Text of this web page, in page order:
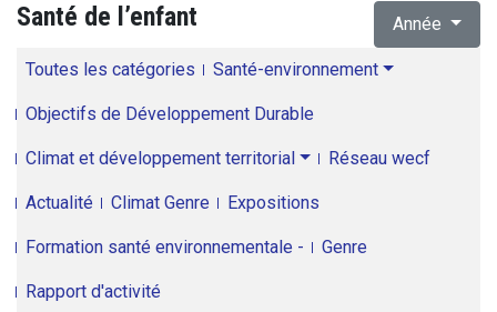
Santé de l’enfant Année
Toutes les catégories Santé-environnement
Objectifs de Développement Durable
Climat et développement territorial Réseau wecf
Actualité Climat Genre Expositions
Formation santé environnementale - Genre
Rapport d'activité